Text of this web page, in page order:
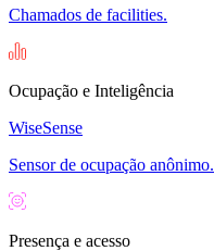
Chamados de facilities.
Ocupação e Inteligência
WiseSense
Sensor de ocupação anônimo.
Presença e acesso